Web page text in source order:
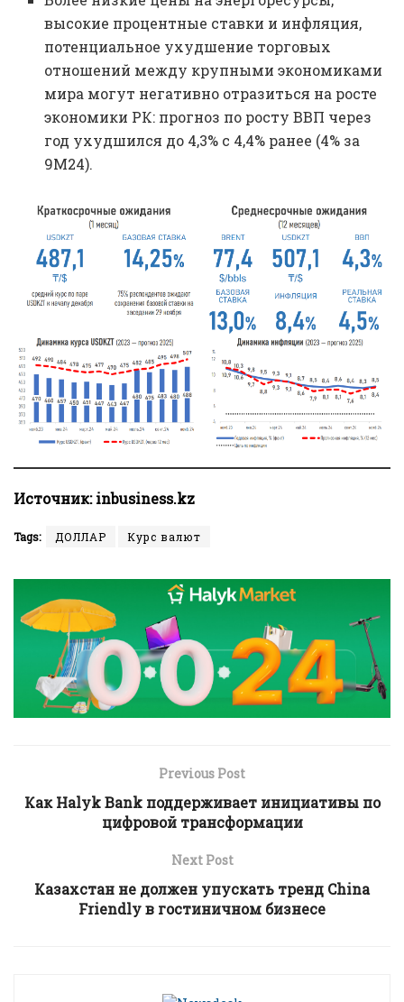
высокие процентные ставки и инфляция,
потенциальное ухудшение торговых
отношений между крупными экономиками
мира могут негативно отразиться на росте
экономики РК: прогноз по росту ВВП через
год ухудшился до 4,3% с 4,4% ранее (4% за
9М24).
Источник:inbusiness.kz
Tags: ДОЛЛАР Курс валют
Previous Post
Как Halyk Bank поддерживает инициативы по
цифровой трансформации
Next Post
Казахстан не должен упускать тренд China
Friendly в гостиничном бизнесе